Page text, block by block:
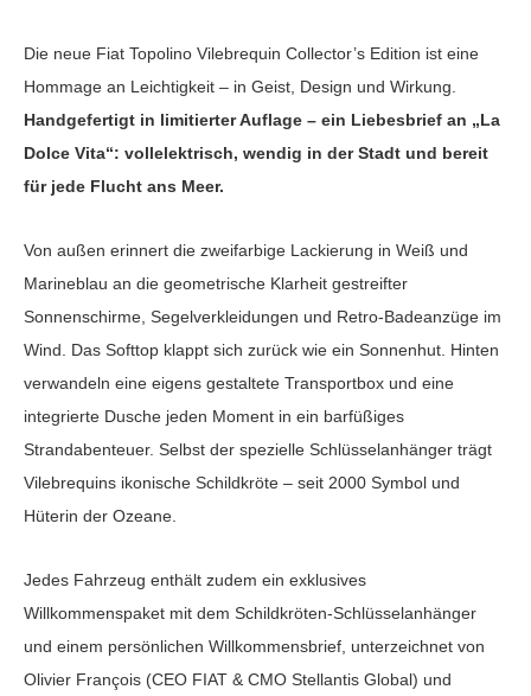
Die neue Fiat Topolino Vilebrequin Collector’s Edition ist eine
Hommage an Leichtigkeit – in Geist, Design und Wirkung.
Handgefertigt in limitierter Auflage – ein Liebesbrief an „La
Dolce Vita“: vollelektrisch, wendig in der Stadt und bereit
für jede Flucht ans Meer.
Von außen erinnert die zweifarbige Lackierung in Weiß und
Marineblau an die geometrische Klarheit gestreifter
Sonnenschirme, Segelverkleidungen und Retro-Badeanzüge im
Wind. Das Softtop klappt sich zurück wie ein Sonnenhut. Hinten
verwandeln eine eigens gestaltete Transportbox und eine
integrierte Dusche jeden Moment in ein barfüßiges
Strandabenteuer. Selbst der spezielle Schlüsselanhänger trägt
Vilebrequins ikonische Schildkröte – seit 2000 Symbol und
Hüterin der Ozeane.
Jedes Fahrzeug enthält zudem ein exklusives
Willkommenspaket mit dem Schildkröten-Schlüsselanhänger
und einem persönlichen Willkommensbrief, unterzeichnet von
Olivier François (CEO FIAT & CMO Stellantis Global) und